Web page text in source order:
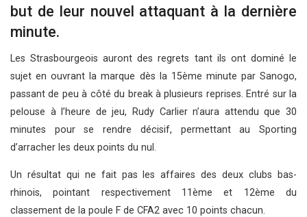
but de leur nouvel attaquant à la dernière
minute.
Les Strasbourgeois auront des regrets tant ils ont dominé le
sujet en ouvrant la marque dès la 15ème minute par Sanogo,
passant de peu à côté du break à plusieurs reprises. Entré sur la
pelouse à l’heure de jeu, Rudy Carlier n’aura attendu que 30
minutes pour se rendre décisif, permettant au Sporting
d’arracher les deux points du nul.
Un résultat qui ne fait pas les affaires des deux clubs bas-
rhinois, pointant respectivement 11ème et 12ème du
classement de la poule F de CFA2 avec 10 points chacun.